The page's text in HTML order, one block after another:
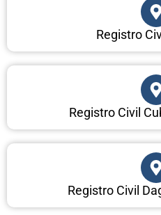
Registro
Registro Civil
Registro Civil